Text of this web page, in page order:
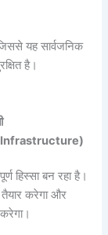
यह सार्वजनिक
है।
हिस्सा बन रहा है।
करेगा और